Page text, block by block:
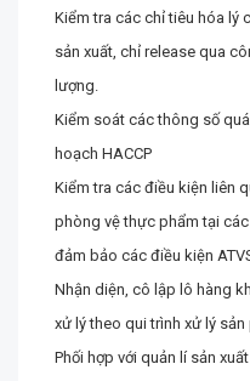
Kiểm tra các chỉ tiêu hóa lý
sản xuất, chỉ release qua
lượng.
Kiểm soát các thông số
hoạch HACCP
Kiểm tra các điều kiện liên
phòng vệ thực phẩm tại
đảm bảo các điều kiện
Nhận diện, cô lập lô hàng
xử lý theo qui trình xử lý
Phối hợp với quản lí sản